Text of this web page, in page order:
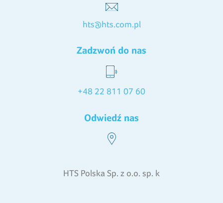
hts@hts.com.pl
Zadzwoń do nas
+48 22 811 07 60
Odwiedź nas
HTS Polska Sp. z o.o. sp. k